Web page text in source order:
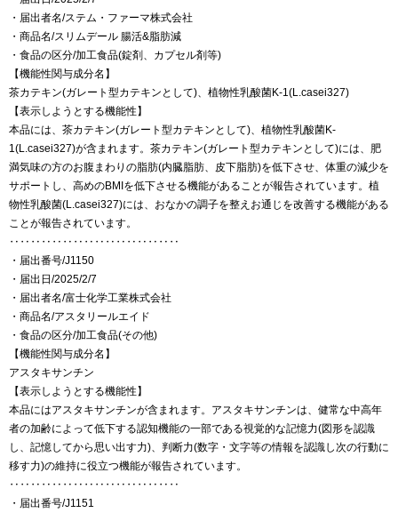
・届出者名/ステム・ファーマ株式会社
・商品名/スリムデール 腸活&脂肪減
・食品の区分/加工食品(錠剤、カプセル剤等)
【機能性関与成分名】
茶カテキン(ガレート型カテキンとして)、植物性乳酸菌K-1(L.casei327)
【表示しようとする機能性】
本品には、茶カテキン(ガレート型カテキンとして)、植物性乳酸菌K-
1(L.casei327)が含まれます。茶カテキン(ガレート型カテキンとして)には、肥
満気味の方のお腹まわりの脂肪(内臓脂肪、皮下脂肪)を低下させ、体重の減少を
サポートし、高めのBMIを低下させる機能があることが報告されています。植
物性乳酸菌(L.casei327)には、おなかの調子を整えお通じを改善する機能がある
ことが報告されています。
‥‥‥‥‥‥‥‥‥‥‥‥‥‥‥‥
・届出番号/J1150
・届出日/2025/2/7
・届出者名/富士化学工業株式会社
・商品名/アスタリールエイド
・食品の区分/加工食品(その他)
【機能性関与成分名】
アスタキサンチン
【表示しようとする機能性】
本品にはアスタキサンチンが含まれます。アスタキサンチンは、健常な中高年
者の加齢によって低下する認知機能の一部である視覚的な記憶力(図形を認識
し、記憶してから思い出す力)、判断力(数字・文字等の情報を認識し次の行動に
移す力)の維持に役立つ機能が報告されています。
‥‥‥‥‥‥‥‥‥‥‥‥‥‥‥‥
・届出番号/J1151